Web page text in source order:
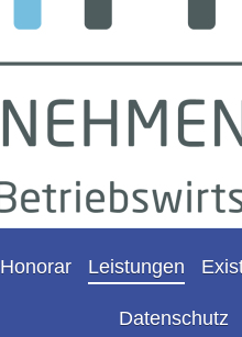
Honorar Leistungen
Datenschutz